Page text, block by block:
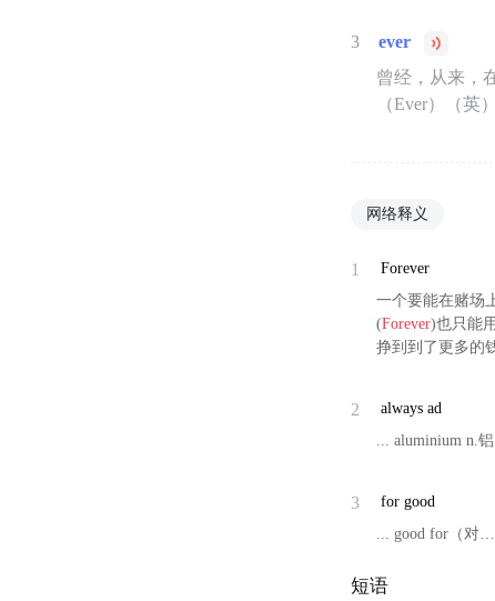
3
ever
曾经，从来，
（Ever）（英
网络释义
1
Forever
一个要能在赌场
(Forever)也只能
挣到到了更多的
2
always ad
... aluminium n.
3
for good
... good for（
短语